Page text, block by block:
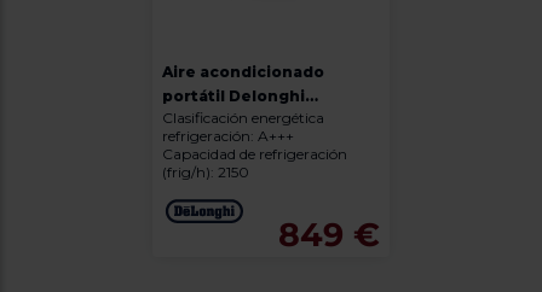
Aire acondicionado
portátil Delonghi
Pingüino PAC EX105+++
Clasificación energética
refrigeración: A+++
Capacidad de refrigeración
(frig/h): 2150
849 €